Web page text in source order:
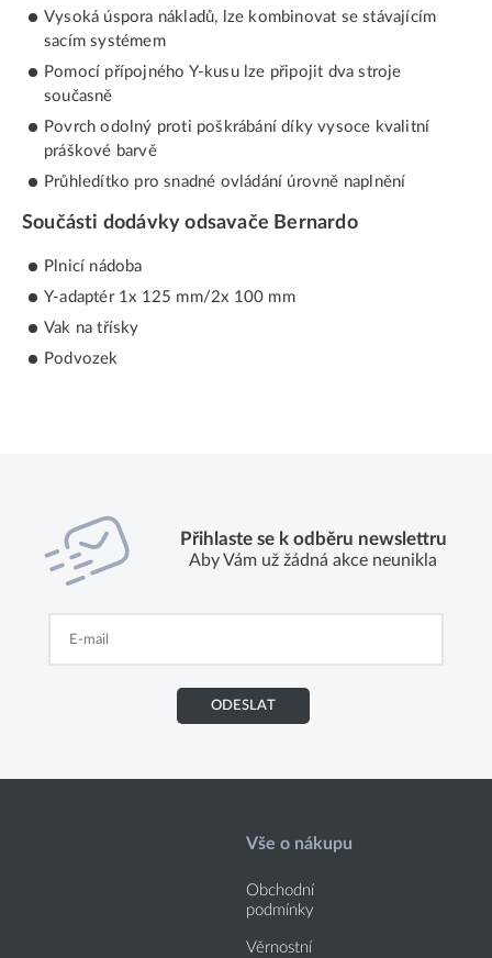
Vysoká úspora nákladů, lze kombinovat se stávajícím
sacím systémem
Pomocí přípojného Y-kusu lze připojit dva stroje
současně
Povrch odolný proti poškrábání díky vysoce kvalitní
práškové barvě
Průhledítko pro snadné ovládání úrovně naplnění
Součásti dodávky odsavače Bernardo
Plnicí nádoba
Y-adaptér 1x 125 mm/2x 100 mm
Vak na třísky
Podvozek
Přihlaste se k odběru newslettru
Aby Vám už žádná akce neunikla
ODESLAT
Vše o nákupu
Obchodní
podmínky
Věrnostní